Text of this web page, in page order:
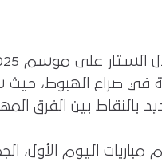
في صراع الهبوط، حيث
بالنقاط بين الفرق